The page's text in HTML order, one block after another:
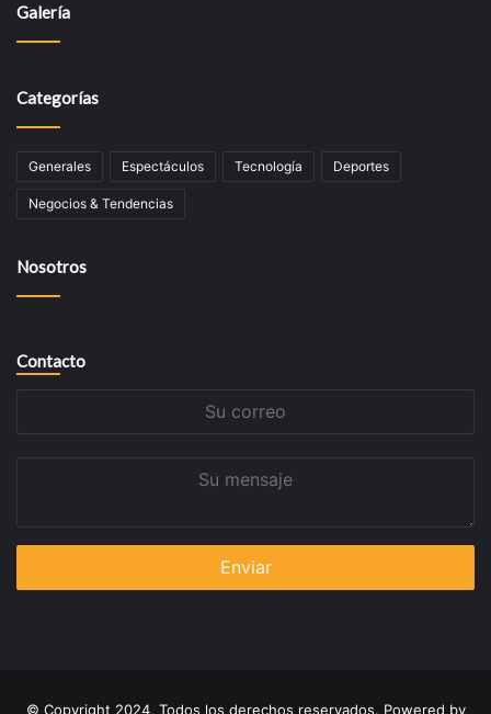
Galería
Categorías
Generales Espectáculos Tecnologí­a Deportes
Negocios & Tendencias
Nosotros
Contacto
© Copyright 2024, Todos los derechos reservados. Powered by